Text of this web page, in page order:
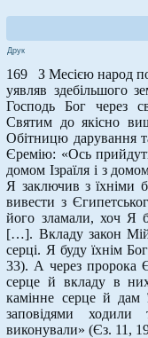
Друк
169 З Месією народ
уявляв здебільшого
Господь Бог через
Святим до якісно
Обітницю дарування
Єремію: «Ось
домом Ізраїля і з
Я заключив з їхніми
вивести з
його зламали, хоч Я
[…]. Вкладу закон
серці. Я буду їхнім
33). А через пророка
серце й вкладу в
камінне серце й дам
заповідями
виконували» (Єз. 11,